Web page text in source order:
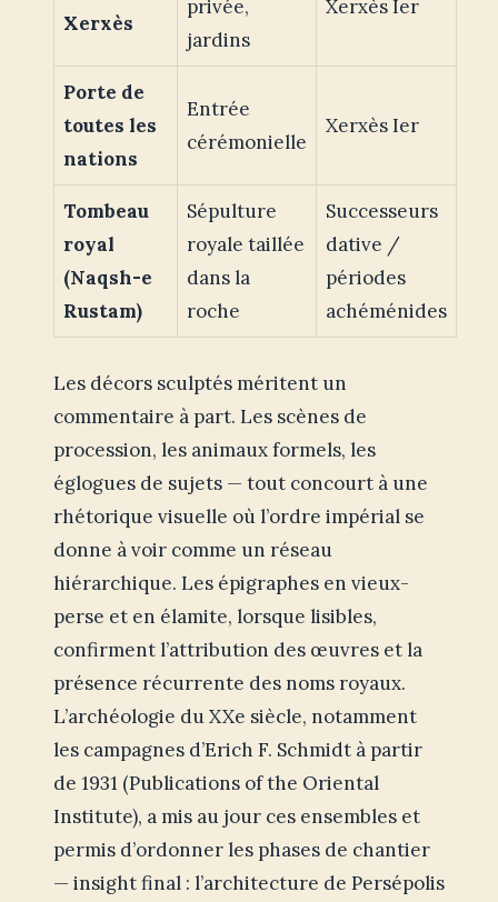
Xerxès
privée,
jardins
Xerxès Ier
Porte de
toutes les
nations
Entrée
cérémonielle
Xerxès Ier
Tombeau
royal
(Naqsh-e
Rustam)
Sépulture
royale taillée
dans la
roche
Successeurs
dative /
périodes
achéménides
Les décors sculptés méritent un
commentaire à part. Les scènes de
procession, les animaux formels, les
églogues de sujets — tout concourt à une
rhétorique visuelle où l’ordre impérial se
donne à voir comme un réseau
hiérarchique. Les épigraphes en vieux-
perse et en élamite, lorsque lisibles,
confirment l’attribution des œuvres et la
présence récurrente des noms royaux.
L’archéologie du XXe siècle, notamment
les campagnes d’Erich F. Schmidt à partir
de 1931 (Publications of the Oriental
Institute), a mis au jour ces ensembles et
permis d’ordonner les phases de chantier
— insight final : l’architecture de Persépolis